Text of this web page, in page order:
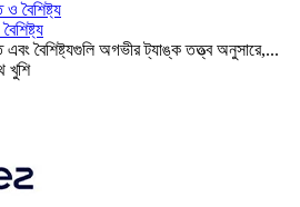
এবং বৈশিষ্ট্যগুলি অগভীর ট্যাঙ্ক তত্ত্ব অনুসারে,...
খুশি